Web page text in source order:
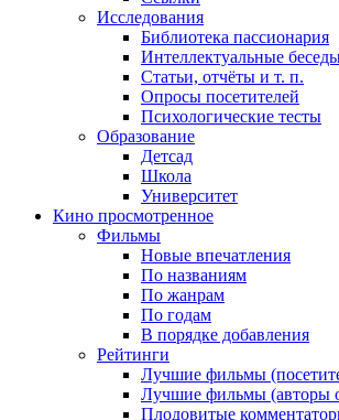
Исследования
Библиотека пассионария
Интеллектуальные
Статьи, отчёты и т. п.
Опросы посетителей
Психологические тесты
Образование
Детсад
Школа
Университет
Кино просмотренное
Фильмы
Новые впечатления
По названиям
По жанрам
По годам
В порядке добавления
Рейтинги
Лучшие фильмы
Лучшие фильмы (авторы
Плодовитые